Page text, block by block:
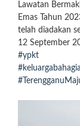
Lawatan
Emas Tahun
telah diadakan
12 September
#ypkt